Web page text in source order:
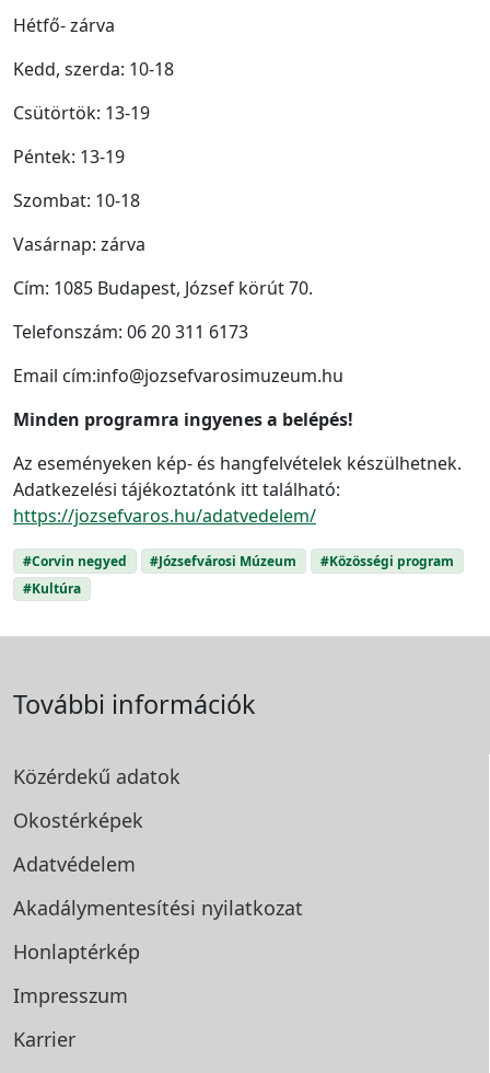
Hétfő- zárva
Kedd, szerda: 10-18
Csütörtök: 13-19
Péntek: 13-19
Szombat: 10-18
Vasárnap: zárva
Cím: 1085 Budapest, József körút 70.
Telefonszám: 06 20 311 6173
Email cím:info@jozsefvarosimuzeum.hu
Minden programra ingyenes a belépés!
Az eseményeken kép- és hangfelvételek készülhetnek.
Adatkezelési tájékoztatónk itt található:
https://jozsefvaros.hu/adatvedelem/
#Corvin negyed #Józsefvárosi Múzeum
#Közösségi program
#Kultúra
További információk
Közérdekű adatok
Okostérképek
Adatvédelem
Akadálymentesítési nyilatkozat
Honlaptérkép
Impresszum
Karrier